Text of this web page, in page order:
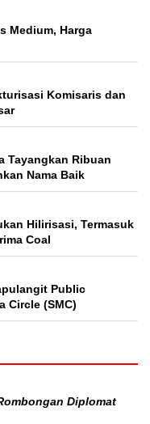
Medium, Harga
Komisaris dan
Tayangkan Ribuan
Nama Baik
Hilirisasi, Termasuk
Coal
Public
Circle (SMC)
Diplomat